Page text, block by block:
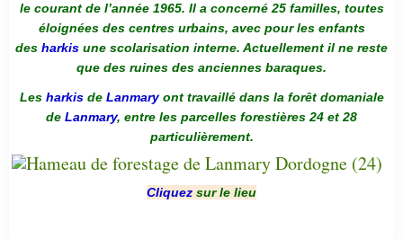
le courant de l’année 1965. Il a concerné 25 familles, toutes
éloignées des centres urbains, avec pour les enfants
des harkis une scolarisation interne. Actuellement il ne reste
que des ruines des anciennes baraques.
Les harkis de Lanmaryont travaillé dans la forêt domaniale
de Lanmary, entre les parcelles forestières 24 et 28
particulièrement.
Cliquez sur le lieu